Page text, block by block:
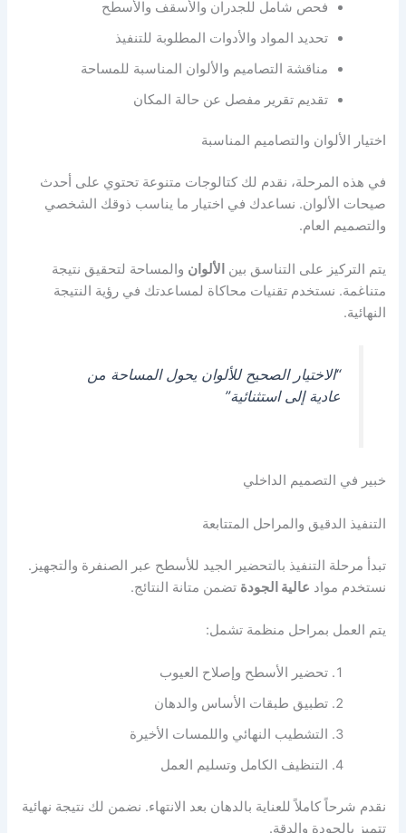
فحص شامل للجدران والأسقف والأسطح
تحديد المواد والأدوات المطلوبة للتنفيذ
مناقشة التصاميم والألوان المناسبة للمساحة
تقديم تقرير مفصل عن حالة المكان
اختيار الألوان والتصاميم المناسبة
في هذه المرحلة، نقدم لك كتالوجات متنوعة تحتوي على أحدث
صيحات الألوان. نساعدك في اختيار ما يناسب ذوقك الشخصي
والتصميم العام.
يتم التركيز على التناسق بين الألوان والمساحة لتحقيق نتيجة
متناغمة. نستخدم تقنيات محاكاة لمساعدتك في رؤية النتيجة
النهائية.
“الاختيار الصحيح للألوان يحول المساحة من
عادية إلى استثنائية”
خبير في التصميم الداخلي
التنفيذ الدقيق والمراحل المتتابعة
تبدأ مرحلة التنفيذ بالتحضير الجيد للأسطح عبر الصنفرة والتجهيز.
نستخدم مواد عالية الجودة تضمن متانة النتائج.
يتم العمل بمراحل منظمة تشمل:
تحضير الأسطح وإصلاح العيوب
تطبيق طبقات الأساس والدهان
التشطيب النهائي واللمسات الأخيرة
التنظيف الكامل وتسليم العمل
نقدم شرحاً كاملاً للعناية بالدهان بعد الانتهاء. نضمن لك نتيجة نهائية
تتميز بالجودة والدقة.